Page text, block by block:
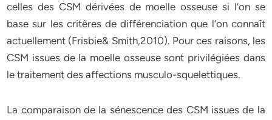
celles des CSM dérivées de moelle osseuse si l’on se
base sur les critères de différenciation que l’on connaît
actuellement (Frisbie& Smith,2010). Pour ces raisons, les
CSM issues de la moelle osseuse sont privilégiées dans
le traitement des affections musculo-squelettiques.
La comparaison de la sénescence des CSM issues de la